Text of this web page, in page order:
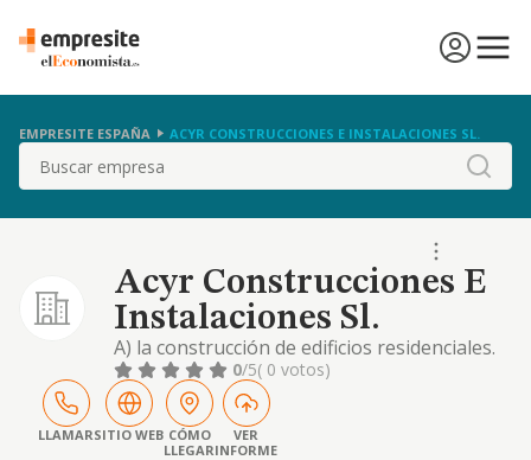
EMPRESITE ESPAÑA ACYR CONSTRUCCIONES E INSTALACIONES SL.
Buscar
Acyr Construcciones E
Instalaciones Sl.
A) la construcción de edificios residenciales.
b) la promoción inmobiliaria. c) otras
instalaciones en obras de construcción. d)
revestimiento de suelos y paredes. e)
pintura y acristalamiento. f) otro acabado de
0/5( 0 votos)
LLAMARSITIO WEB CÓMO
LLEGAR
VER
INFORME